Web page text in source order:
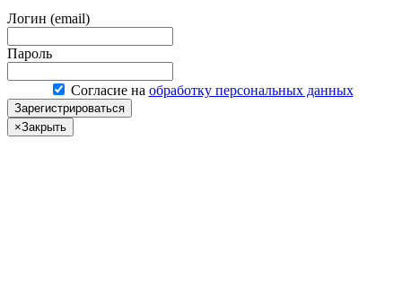
Логин (email)
Пароль
Согласие на обработку персональных данных
Зарегистрироваться
×Закрыть